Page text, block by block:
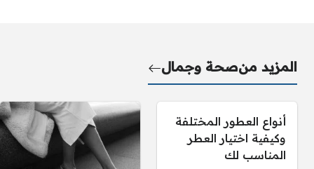
المزيد منصحة وجمال
أنواع العطور المختلفة
وكيفية اختيار العطر
المناسب لك